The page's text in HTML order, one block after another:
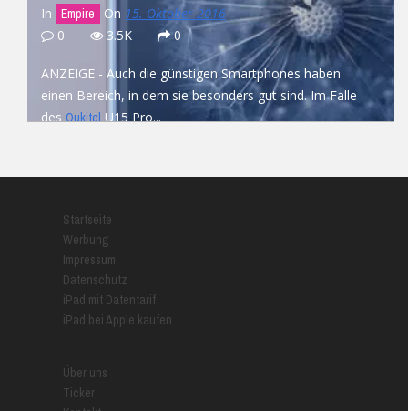
In Empire On 15. Oktober 2016
0
3.5K 0
ANZEIGE - Auch die günstigen Smartphones haben
einen Bereich, in dem sie besonders gut sind. Im Falle
des Oukitel U15 Pro...
Startseite
Werbung
Impressum
Datenschutz
iPad mit Datentarif
iPad bei Apple kaufen
Über uns
Ticker